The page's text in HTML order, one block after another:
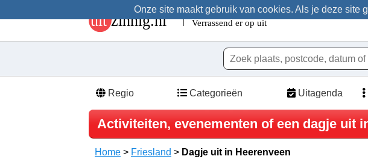
Onze site maakt gebruik van cookies. Als je deze site
Regio Categorieën Uitagenda
Activiteiten, evenementen of een dagje uit
Home > Friesland > Dagje uit in Heerenveen